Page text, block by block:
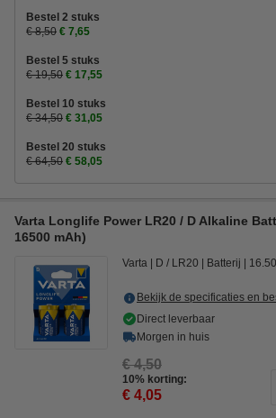
Bestel 2 stuks
€ 8,50 € 7,65
Bestel 5 stuks
€ 19,50 € 17,55
Bestel 10 stuks
€ 34,50 € 31,05
Bestel 20 stuks
€ 64,50 € 58,05
Varta Longlife Power LR20 / D Alkaline
16500 mAh)
Varta D / LR20 Batterij
Bekijk de specificaties en
Direct leverbaar
Morgen in huis
€ 4,50
10% korting:
€ 4,05